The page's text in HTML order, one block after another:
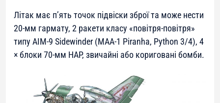
Літак має п’ять точок підвіски зброї та може нести
20-мм гармату, 2 ракети класу «повітря-повітря»
типу AIM-9 Sidewinder (MAA-1 Piranha, Python 3/4), 4
× блоки 70-мм НАР, звичайні або кориговані бомби.